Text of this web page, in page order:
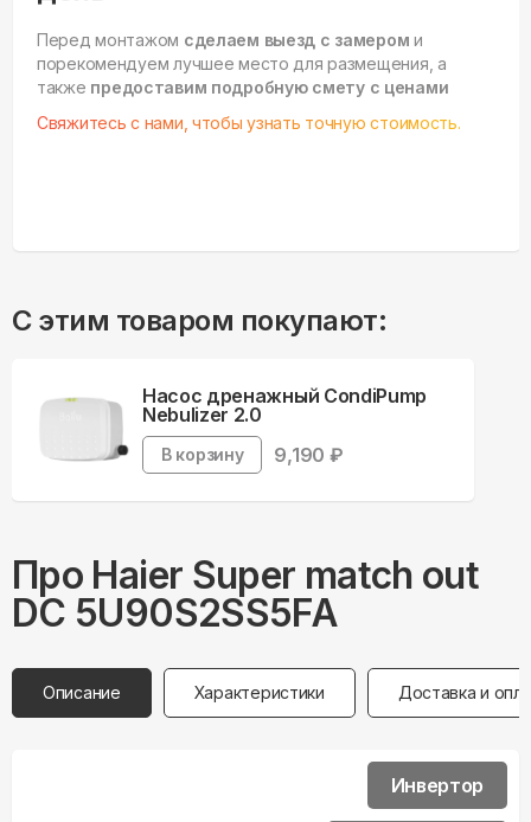
Перед монтажом сделаем выезд с замером и
порекомендуем лучшее место для размещения, а
также предоставим подробную смету с ценами
Свяжитесь с нами, чтобы узнать точную стоимость.
С этим товаром покупают:
Насос дренажный CondiPump
Nebulizer 2.0
В корзину 9,190 ₽
Про Haier Super match out
DC 5U90S2SS5FA
Описание Характеристики Доставка и
Инвертор